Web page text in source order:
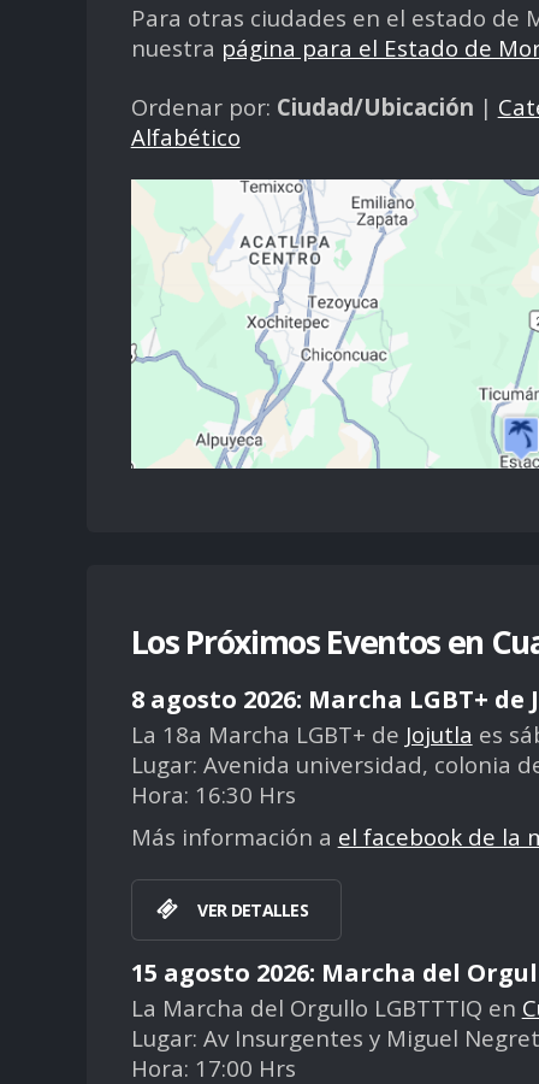
Para otras ciudades en el estado de
nuestra página para el Estado de
Ordenar por: Ciudad/Ubicación |
Alfabético
Los Próximos Eventos en
8 agosto 2026: Marcha LGBT+ de
La 18a Marcha LGBT+ de Jojutla es
Lugar: Avenida universidad, colonia
Hora: 16:30 Hrs
Más información a el facebook de la
VER DETALLES
15 agosto 2026: Marcha del
La Marcha del Orgullo LGBTTTIQ en
Lugar: Av Insurgentes y Miguel
Hora: 17:00 Hrs